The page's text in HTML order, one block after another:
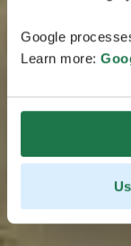
Google
Learn more: